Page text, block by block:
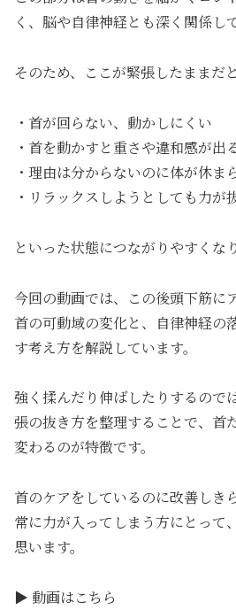
く、脳や自律神経とも深く関係し
そのため、ここが緊張したままだと
・首が回らない、動かしにくい
・首を動かすと重さや違和感が出
・理由は分からないのに体が休ま
・リラックスしようとしても力が
といった状態につながりやすくな
今回の動画では、この後頭下筋に
首の可動域の変化と、自律神経の
す考え方を解説しています。
強く揉んだり伸ばしたりするので
張の抜き方を整理することで、首
変わるのが特徴です。
首のケアをしているのに改善しき
常に力が入ってしまう方にとって
思います。
▶ 動画はこちら